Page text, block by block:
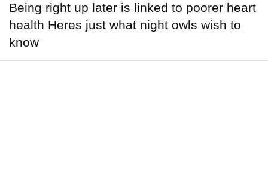
Being right up later is linked to poorer heart
health Heres just what night owls wish to
know